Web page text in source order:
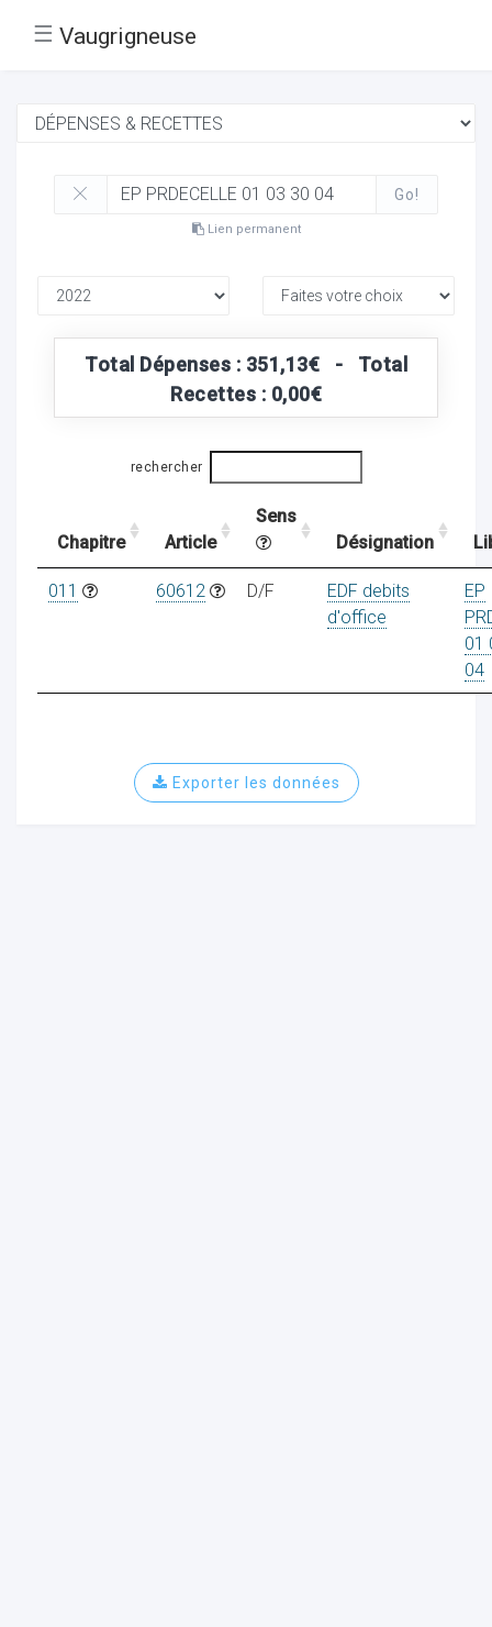
☰ Vaugrigneuse
Go!
Lien permanent
Total Dépenses : 351,13€ - Total
Recettes : 0,00€
rechercher
Chapitre Article
Sens
Désignation
011 60612 D/F
EDF debits
d'office
EP
01
04
Exporter les données